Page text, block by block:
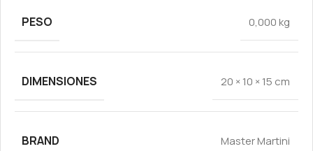
PESO
0,000 kg
DIMENSIONES 20 × 10 × 15 cm
BRAND Master Martini